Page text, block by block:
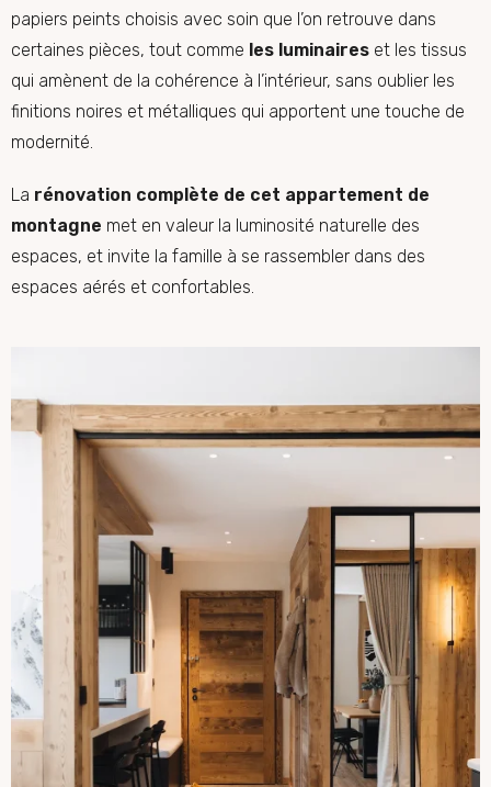
papiers peints choisis avec soin que l’on retrouve dans
certaines pièces, tout comme les luminaires et les tissus
qui amènent de la cohérence à l’intérieur, sans oublier les
finitions noires et métalliques qui apportent une touche de
modernité.
La rénovation complète de cet appartement de
montagne met en valeur la luminosité naturelle des
espaces, et invite la famille à se rassembler dans des
espaces aérés et confortables.